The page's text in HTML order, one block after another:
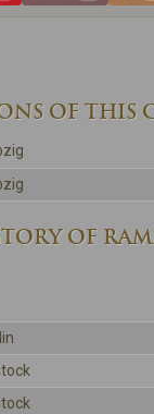
OF THIS
OF